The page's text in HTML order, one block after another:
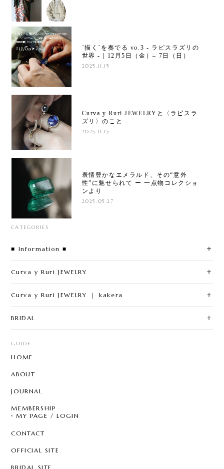
´描く´を奏でる vo.3 - ラピスラズリの
世界 -｜12月5日（金）– 7日（日）
2025.11.15
Curva y Ruri JEWELRYと〈ラピスラ
ズリ〉のこと
2025.11.15
表情豊かなエメラルド、その“意外
性”に魅せられて ー 一点物コレクショ
ンより
2025.05.27
CATEGORIES
■ Information ■
Curva y Ruri JEWELRY
Curva y Ruri JEWELRY ｜ kakera
BRIDAL
GUIDE
HOME
ABOUT
JOURNAL
MEMBERSHIP
MY PAGE / LOGIN
CONTACT
OFFICIAL SITE
BRIDAL SITE